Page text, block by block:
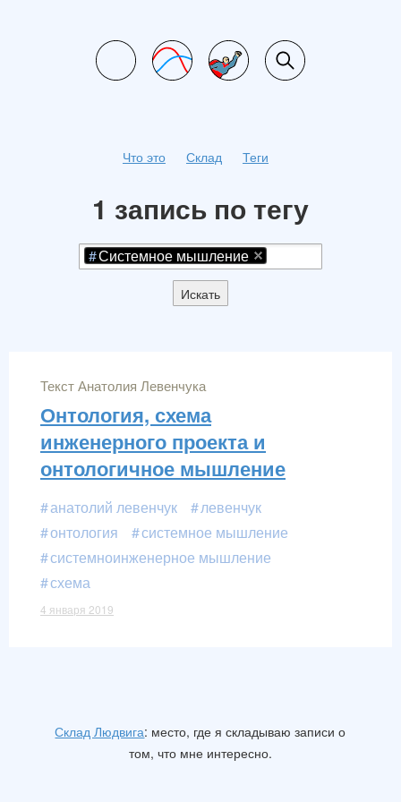
Что это Склад Теги
1 запись по тегу
Системное мышление
Искать
Текст Анатолия Левенчука
Онтология, схема
инженерного проекта и
онтологичное мышление
анатолий левенчук
левенчук
онтология
системное мышление
системноинженерное мышление
схема
4 января 2019
Склад Людвига: место, где я складываю записи о
том, что мне интересно.